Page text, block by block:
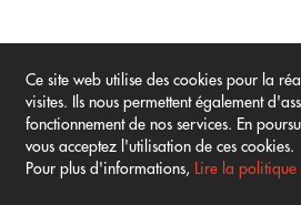
Ce site web utilise des cookies pour la
visites. Ils nous permettent également
fonctionnement de nos services. En
vous acceptez l'utilisation de ces cookies.
Pour plus d'informations, Lire la politique